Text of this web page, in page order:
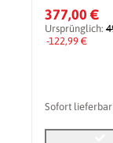
Holzfeuerung
377,00 €
Ursprünglich:
-122,99 €
Sofort lieferbar